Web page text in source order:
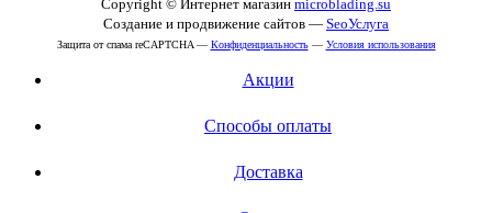
Copyright © Интернет магазин microblading.su
Создание и продвижение сайтов — SeoУслуга
Защита от спама reCAPTCHA — Конфиденциальность— Условия использования
Акции
Способы оплаты
Доставка